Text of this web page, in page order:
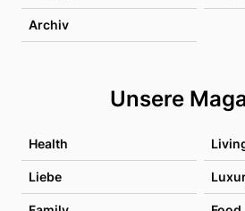
Archiv
Unsere
Health
Liebe